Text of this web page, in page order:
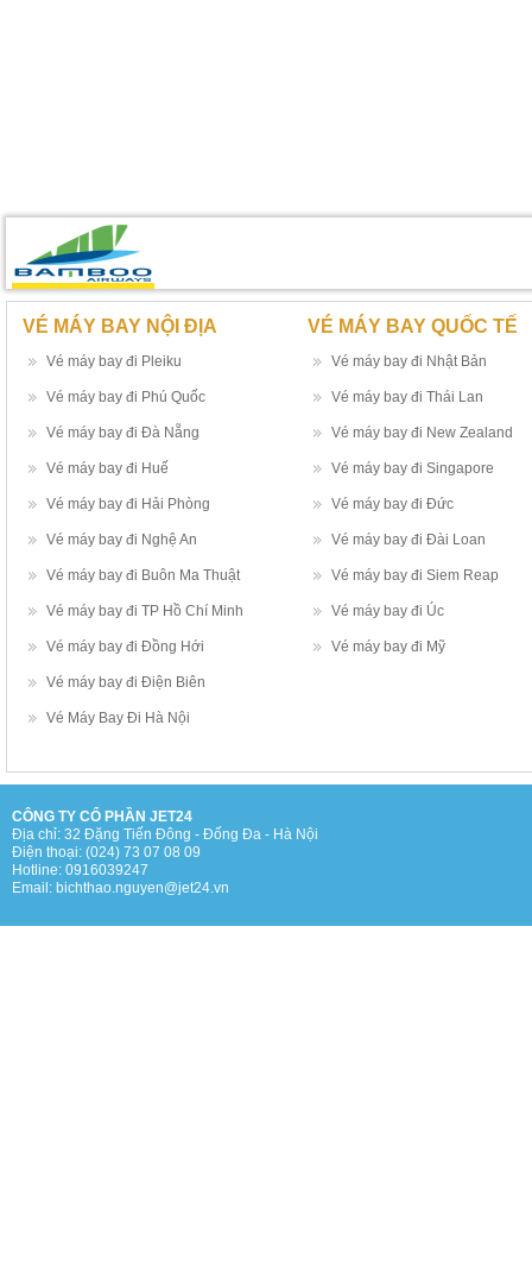
VÉ MÁY BAY NỘI ĐỊA
Vé máy bay đi Pleiku
Vé máy bay đi Phú Quốc
Vé máy bay đi Đà Nẵng
Vé máy bay đi Huế
Vé máy bay đi Hải Phòng
Vé máy bay đi Nghệ An
Vé máy bay đi Buôn Ma Thuật
Vé máy bay đi TP Hồ Chí Minh
Vé máy bay đi Đồng Hới
Vé máy bay đi Điện Biên
Vé Máy Bay Đi Hà Nội
VÉ MÁY BAY QUỐC TẾ
Vé máy bay đi Nhật Bản
Vé máy bay đi Thái Lan
Vé máy bay đi New Zealand
Vé máy bay đi Singapore
Vé máy bay đi Đức
Vé máy bay đi Đài Loan
Vé máy bay đi Siem Reap
Vé máy bay đi Úc
Vé máy bay đi Mỹ
CÔNG TY CỔ PHẦN JET24
Địa chỉ: 32 Đặng Tiến Đông - Đống Đa - Hà Nội
Điện thoại: (024) 73 07 08 09
Hotline: 0916039247
Email: bichthao.nguyen@jet24.vn